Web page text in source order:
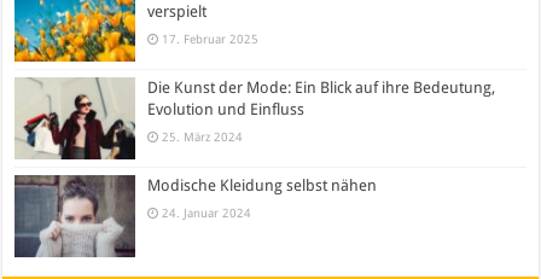
verspielt
17. Februar 2025
Die Kunst der Mode: Ein Blick auf ihre Bedeutung,
Evolution und Einfluss
25. März 2024
Modische Kleidung selbst nähen
24. Januar 2024